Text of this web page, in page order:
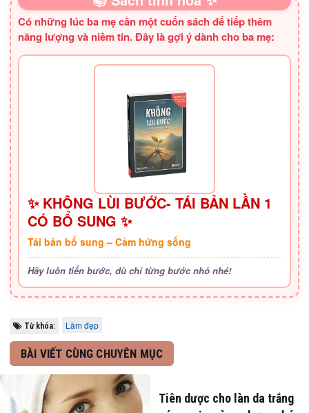
Có những lúc ba mẹ cần một cuốn sách để tiếp thêm
năng lượng và niềm tin. Đây là gợi ý dành cho ba mẹ:
✨ KHÔNG LÙI BƯỚC- TÁI BẢN LẦN 1
CÓ BỔ SUNG ✨
Tái bản bổ sung – Cảm hứng sống
Hãy luôn tiến bước, dù chỉ từng bước nhỏ nhé!
Từ khóa: Làm đẹp
BÀI VIẾT CÙNG CHUYÊN MỤC
Tiên dược cho làn da trắng